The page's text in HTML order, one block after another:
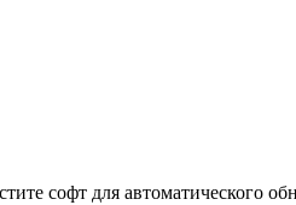
софт для автоматического